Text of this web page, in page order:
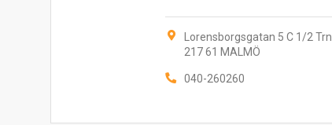
Lorensborgsgatan 5 C 1/2 Trn
217 61 MALMÖ
040-260260